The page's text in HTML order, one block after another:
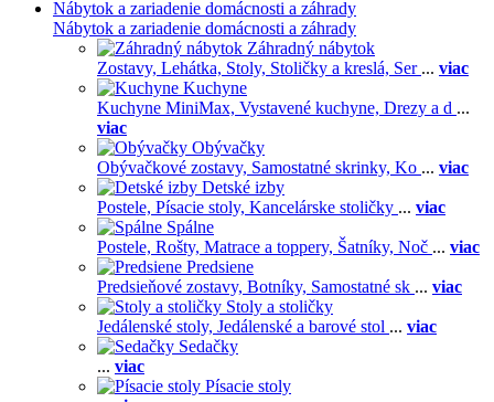
Nábytok a zariadenie domácnosti a záhrady
Nábytok a zariadenie domácnosti a záhrady
Záhradný nábytok
Zostavy, Lehátka, Stoly, Stoličky a kreslá, Ser ... viac
Kuchyne
Kuchyne MiniMax, Vystavené kuchyne, Drezy a d ...
viac
Obývačky
Obývačkové zostavy, Samostatné skrinky, Ko ... viac
Detské izby
Postele, Písacie stoly, Kancelárske stoličky ... viac
Spálne
Postele, Rošty, Matrace a toppery, Šatníky, Noč ... viac
Predsiene
Predsieňové zostavy, Botníky, Samostatné sk ... viac
Stoly a stoličky
Jedálenské stoly, Jedálenské a barové stol ... viac
Sedačky
... viac
Písacie stoly